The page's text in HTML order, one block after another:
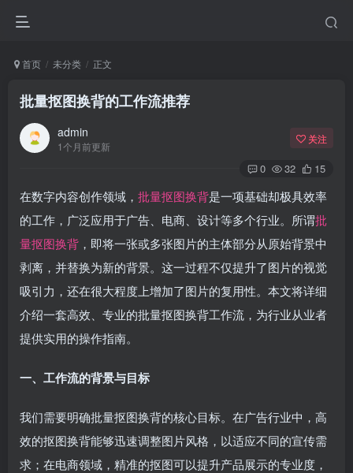
首页 未分类 正文
批量抠图换背的工作流推荐
admin
1个月前更新
关注
0 32 15
在数字内容创作领域， 批量抠图换背是一项基础却极具效率
的工作，广泛应用于广告、电商、设计等多个行业。所谓批
量抠图换背 ，即将一张或多张图片的主体部分从原始背景中
剥离，并替换为新的背景。这一过程不仅提升了图片的视觉
吸引力，还在很大程度上增加了图片的复用性。本文将详细
介绍一套高效、专业的批量抠图换背工作流，为行业从业者
提供实用的操作指南。
一、工作流的背景与目标
我们需要明确批量抠图换背的核心目标。在广告行业中，高
效的抠图换背能够迅速调整图片风格，以适应不同的宣传需
求；在电商领域，精准的抠图可以提升产品展示的专业度，